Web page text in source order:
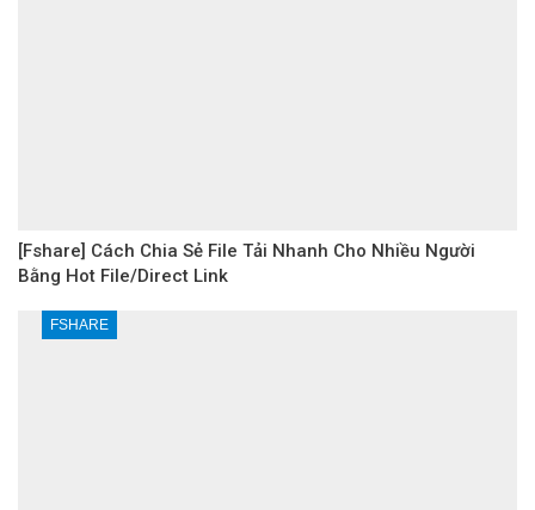
[Fshare] Cách Chia Sẻ File Tải Nhanh Cho Nhiều Người
Bằng Hot File/Direct Link
FSHARE